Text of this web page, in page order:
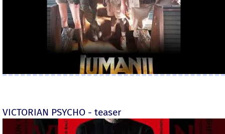
VICTORIAN PSYCHO - teaser